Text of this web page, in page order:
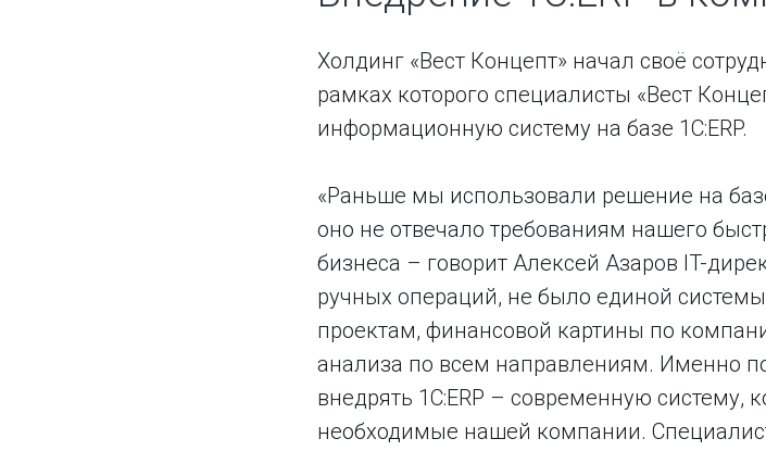
Холдинг «Вест Концепт» начал своё
рамках которого специалисты «Вест
информационную систему на базе 1С:ERP.
«Раньше мы использовали решение на
оно не отвечало требованиям нашего
бизнеса – говорит Алексей Азаров IT-
ручных операций, не было единой
проектам, финансовой картины по
анализа по всем направлениям. Именно
внедрять 1С:ERP – современную систему,
необходимые нашей компании.